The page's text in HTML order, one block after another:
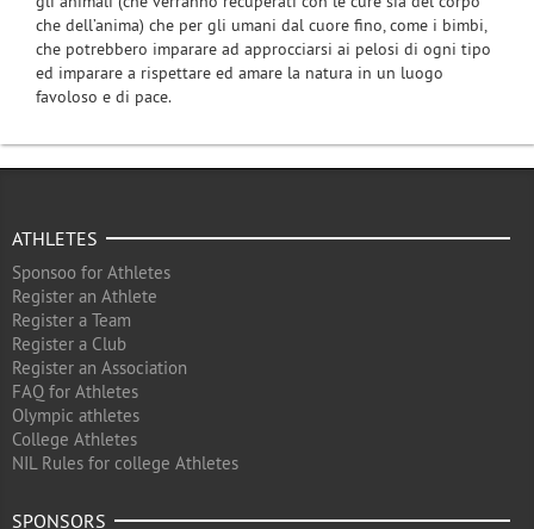
che dell’anima) che per gli umani dal cuore fino, come i bimbi,
che potrebbero imparare ad approcciarsi ai pelosi di ogni tipo
ed imparare a rispettare ed amare la natura in un luogo
favoloso e di pace.
ATHLETES
Sponsoo for Athletes
Register an Athlete
Register a Team
Register a Club
Register an Association
FAQ for Athletes
Olympic athletes
College Athletes
NIL Rules for college Athletes
SPONSORS